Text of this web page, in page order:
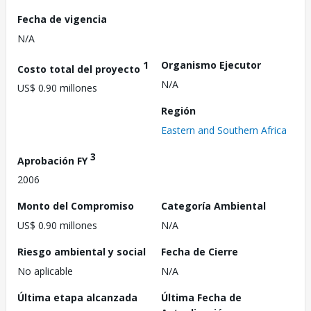
Fecha de vigencia
N/A
Costo total del proyecto 1
US$ 0.90 millones
Organismo Ejecutor
N/A
Región
Eastern and Southern Africa
Aprobación FY3
2006
Monto del Compromiso
US$ 0.90 millones
Categoría Ambiental
N/A
Riesgo ambiental y social
No aplicable
Fecha de Cierre
N/A
Última etapa alcanzada
Última Fecha de